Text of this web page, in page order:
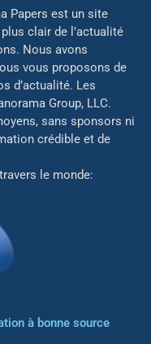
Papers est un site
clair de l’actualité
Nous avons
vous proposons de
d’actualité. Les
Group, LLC.
sans sponsors ni
crédible et de
le monde:
à bonne source